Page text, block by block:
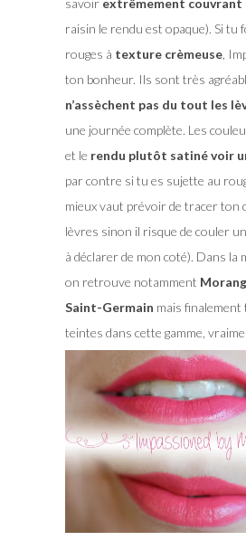
raisin le rendu est opaque). Si tu
rouges à texture crèmeuse,
ton bonheur. Ils sont très
n’assèchent pas du tout les
une journée complète. Les
et le rendu plutôt satiné voir
par contre si tu es sujette au
mieux vaut prévoir de tracer ton
lèvres sinon il risque de couler
à déclarer de mon coté). Dans la
on retrouve notamment
Saint-Germain mais finalement
teintes dans cette gamme,